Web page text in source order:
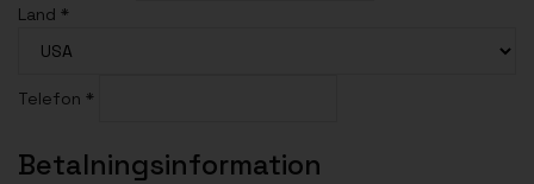
Land *
Telefon *
Betalningsinformation